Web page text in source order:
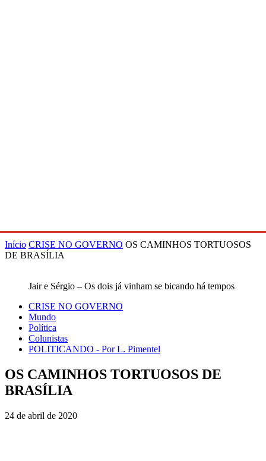
Início CRISE NO GOVERNO OS CAMINHOS TORTUOSOS
DE BRASÍLIA
Jair e Sérgio – Os dois já vinham se bicando há tempos
CRISE NO GOVERNO
Mundo
Política
Colunistas
POLITICANDO - Por L. Pimentel
OS CAMINHOS TORTUOSOS DE
BRASÍLIA
24 de abril de 2020